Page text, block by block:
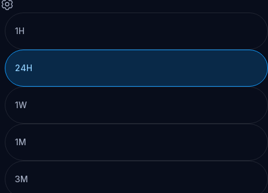
1H
24H
1W
1M
3M